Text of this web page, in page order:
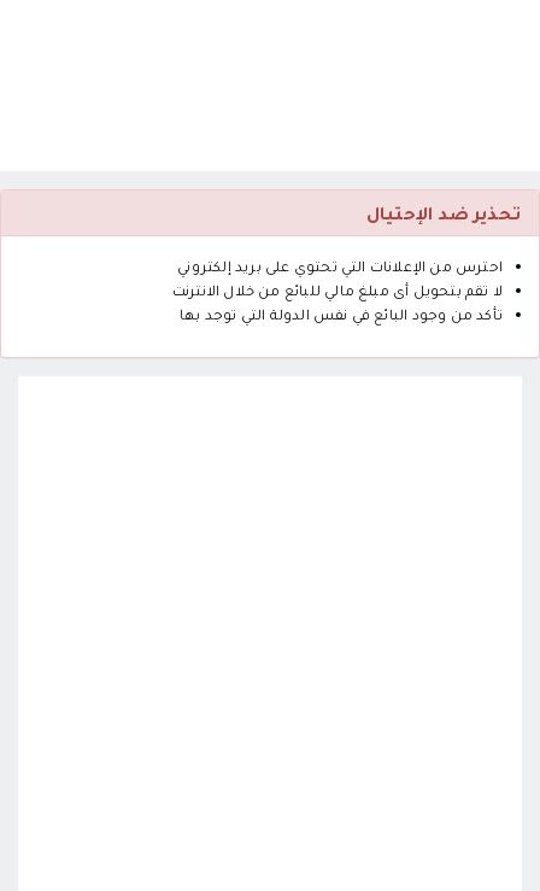
تحذير ضد الإحتيال
احترس من الإعلانات التي تحتوي على بريد إلكتروني
لا تقم بتحويل أى مبلغ مالي للبائع من خلال الانترنت
تأكد من وجود البائع في نفس الدولة التي توجد بها